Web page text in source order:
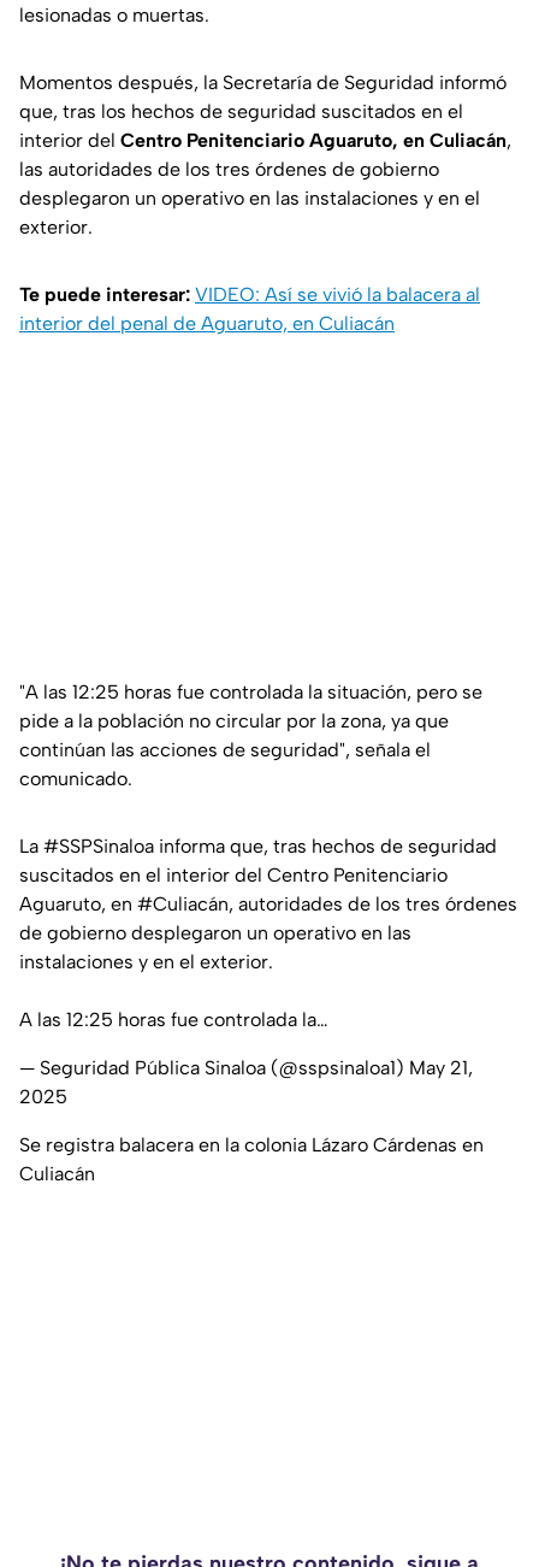
lesionadas o muertas.
Momentos después, la Secretaría de Seguridad informó
que, tras los hechos de seguridad suscitados en el
interior del Centro Penitenciario Aguaruto, en Culiacán,
las autoridades de los tres órdenes de gobierno
desplegaron un operativo en las instalaciones y en el
exterior.
Te puede interesar: VIDEO: Así se vivió la balacera al
interior del penal de Aguaruto, en Culiacán
"A las 12:25 horas fue controlada la situación, pero se
pide a la población no circular por la zona, ya que
continúan las acciones de seguridad", señala el
comunicado.
La #SSPSinaloa informa que, tras hechos de seguridad
suscitados en el interior del Centro Penitenciario
Aguaruto, en #Culiacán, autoridades de los tres órdenes
de gobierno desplegaron un operativo en las
instalaciones y en el exterior.
A las 12:25 horas fue controlada la…
— Seguridad Pública Sinaloa (@sspsinaloa1) May 21,
2025
Se registra balacera en la colonia Lázaro Cárdenas en
Culiacán